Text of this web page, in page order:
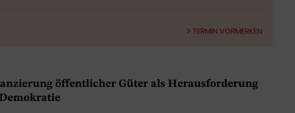
TERMIN VORMERKEN
öffentlicher Güter als Herausforderung